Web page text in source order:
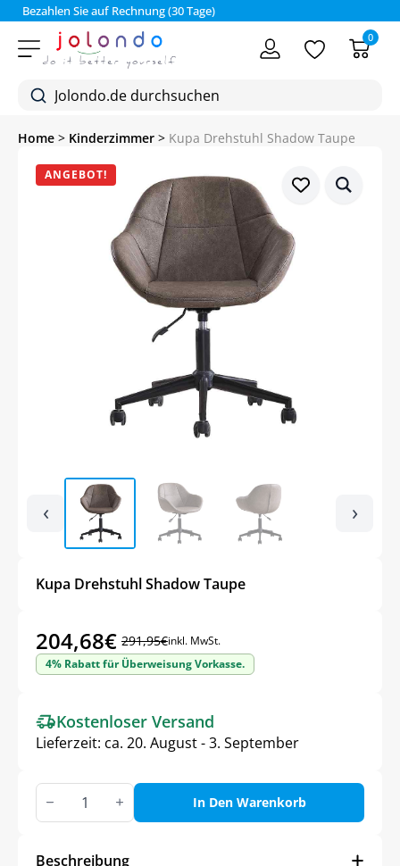
Bezahlen Sie auf Rechnung (30 Tage)
0
Home > Kinderzimmer > Kupa Drehstuhl Shadow Taupe
ANGEBOT!
‹ ›
Kupa Drehstuhl Shadow Taupe
291,95€
Ursprünglicher
Preis
291,95€
204,68€
Aktueller
Preis
204,68€.
inkl. MwSt.
4% Rabatt für Überweisung Vorkasse.
Kostenloser Versand
Lieferzeit: ca. 20. August - 3. September
Kupa
Drehstuhl
Shadow
In Den Warenkorb
Beschreibung